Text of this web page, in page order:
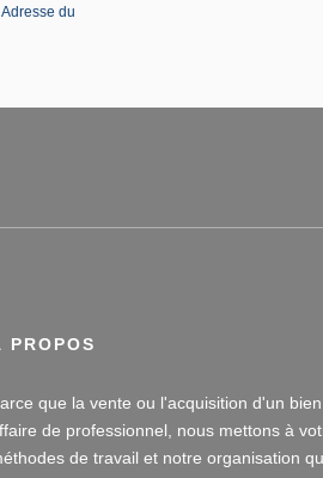
du
PROPOS
que la vente ou l'acquisition d'un
de professionnel, nous mettons à
de travail et notre organisation